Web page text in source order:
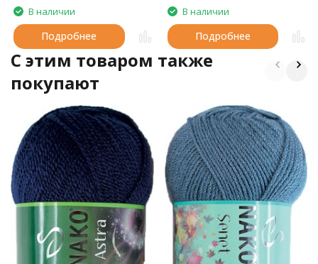
В наличии
Подробнее
В наличии
Подробнее
C этим товаром также
покупают